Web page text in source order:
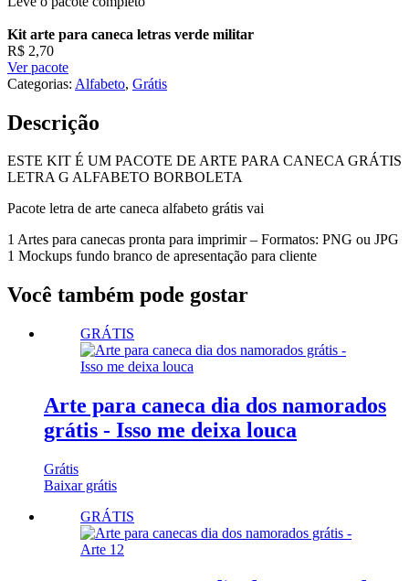
Kit arte para caneca letras verde militar
R$ 2,70
Ver pacote
Categorias: Alfabeto, Grátis
Descrição
ESTE KIT É UM PACOTE DE ARTE PARA CANECA GRÁTIS
LETRA G ALFABETO BORBOLETA
Pacote letra de arte caneca alfabeto grátis vai
1 Artes para canecas pronta para imprimir – Formatos: PNG ou JPG
1 Mockups fundo branco de apresentação para cliente
Você também pode gostar
GRÁTIS
Arte para caneca dia dos namorados
grátis - Isso me deixa louca
Grátis
Baixar grátis
GRÁTIS